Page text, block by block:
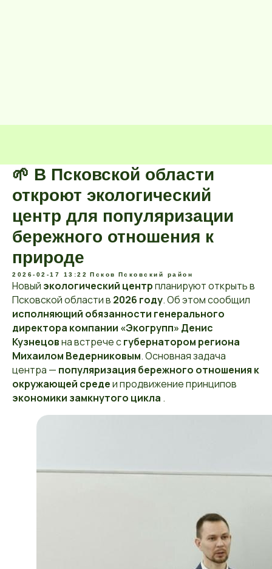
🌱 В Псковской области
откроют экологический
центр для популяризации
бережного отношения к
природе
2026-02-17 13:22 Псков Псковский район
Новый экологический центрпланируют открыть в
Псковской области в 2026 году. Об этом сообщил
исполняющий обязанности генерального
директора компании «Экогрупп» Денис
Кузнецовна встрече сгубернатором региона
Михаилом Ведерниковым. Основная задача
центра — популяризация бережного отношения к
окружающей средеи продвижение принципов
экономики замкнутого цикла .